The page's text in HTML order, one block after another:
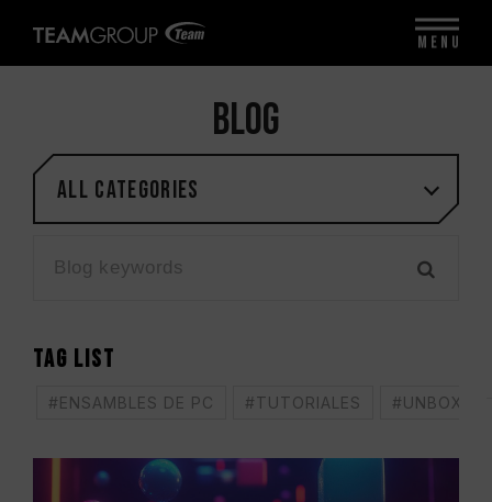
BLOG
All categories
TAG LIST
#ENSAMBLES DE PC #TUTORIALES
MENU